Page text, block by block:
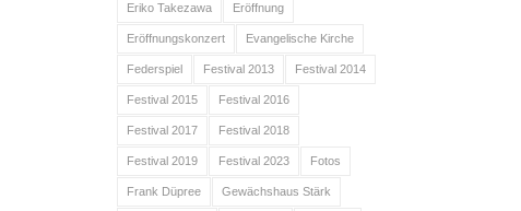
Eriko Takezawa Eröffnung
Eröffnungskonzert Evangelische Kirche
Federspiel Festival 2013 Festival 2014
Festival 2015 Festival 2016
Festival 2017 Festival 2018
Festival 2019 Festival 2023 Fotos
Frank Düpree Gewächshaus Stärk